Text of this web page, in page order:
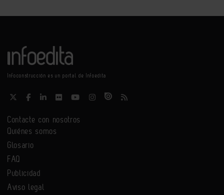
Infoconstrucción es un portal de Infoedita
Contacte con nosotros
Quiénes somos
Glosario
FAQ
Publicidad
Aviso legal